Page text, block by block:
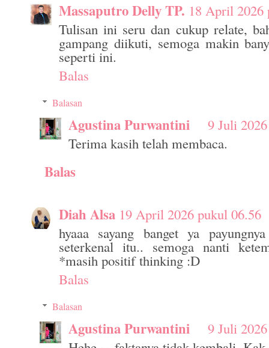
Massaputro Delly TP. 18 April 2026
Tulisan ini seru dan cukup relate,
gampang diikuti, semoga makin
seperti ini.
Balas
Balasan
Agustina Purwantini
9 Juli
Terima kasih telah membaca.
Balas
Diah Alsa 19 April 2026 pukul 06.56
hyaaa sayang banget ya
seterkenal itu.. semoga nanti
*masih positif thinking :D
Balas
Balasan
Agustina Purwantini
9 Juli